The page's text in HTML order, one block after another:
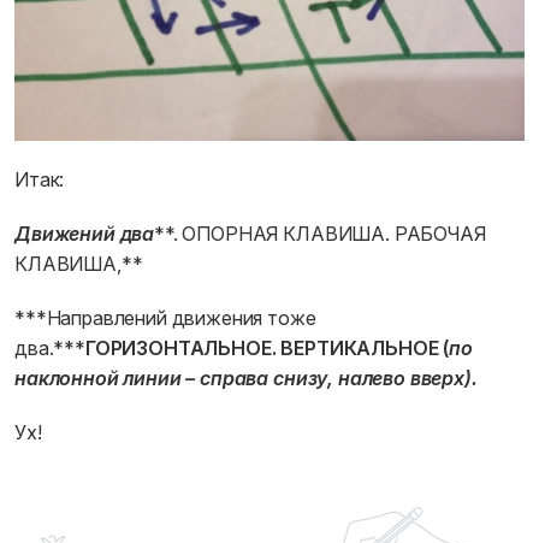
Итак:
Движений два**. ОПОРНАЯ КЛАВИША. РАБОЧАЯ
КЛАВИША,**
***Направлений движения тоже
два.***ГОРИЗОНТАЛЬНОЕ. ВЕРТИКАЛЬНОЕ (по
наклонной линии – справа снизу, налево вверх).
Ух!